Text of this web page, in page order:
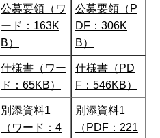
公募要領（ワ
ード：163K
B）
公募要領（P
DF：306K
B）
仕様書（ワー
ド：65KB）
仕様書（PD
F：546KB）
別添資料1
（ワード：4
別添資料1
（PDF：221